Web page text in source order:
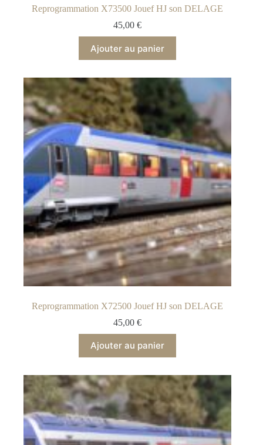
Reprogrammation X73500 Jouef HJ son DELAGE
45,00€
Ajouter au panier
Reprogrammation X72500 Jouef HJ son DELAGE
45,00€
Ajouter au panier